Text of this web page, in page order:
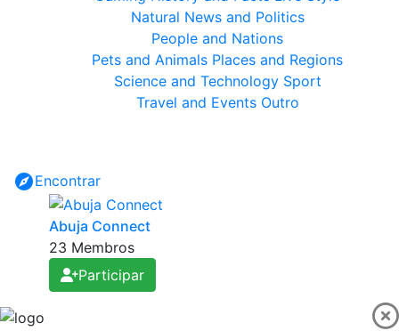
Natural News and Politics
People and Nations
Pets and Animals Places and Regions
Science and Technology Sport
Travel and Events Outro
Encontrar
Abuja Connect
23 Membros
Participar